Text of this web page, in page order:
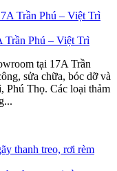
Trần Phú – Việt Trì
tại 17A Trần
sửa chữa, bóc dỡ và
Phú Thọ. Các loại thảm